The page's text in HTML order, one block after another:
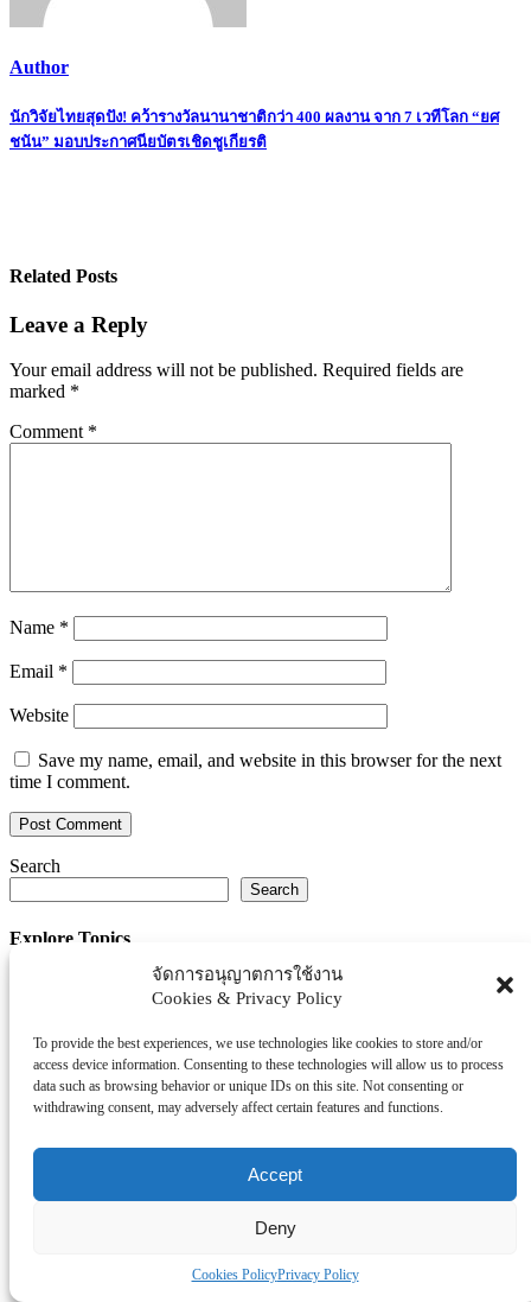
จัดการอนุญาตการใช้งาน
Cookies & Privacy Policy
To provide the best experiences, we use technologies like cookies to store and/or
access device information. Consenting to these technologies will allow us to process
data such as browsing behavior or unique IDs on this site. Not consenting or
withdrawing consent, may adversely affect certain features and functions.
Accept
Deny
Cookies PolicyPrivacy Policy
Author
Post
navigation
นักวิจัยไทยสุดปัง! คว้ารางวัลนานาชาติกว่า 400 ผลงาน จาก 7 เวทีโลก “ยศ
ชนัน” มอบประกาศนียบัตรเชิดชูเกียรติ
Related Posts
Leave a Reply
Your email address will not be published. Required fields are
marked *
Comment *
Name *
Email *
Website
Save my name, email, and website in this browser for the next
time I comment.
Search
Search
Explore Topics
Thaiworldtoday
Uncategorized
ธุรกิจ/ประกัน/การเงิน
บันเทิง/กีฬา
ภาครัฐ/ราชการ
ยานยนต์
โรงแรม/ท่องเที่ยว/อาหาร
Tag Clouds